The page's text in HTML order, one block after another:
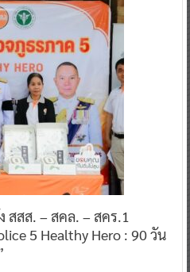
สสส. – สคล. – สคร.1
5 Healthy Hero : 90 วัน